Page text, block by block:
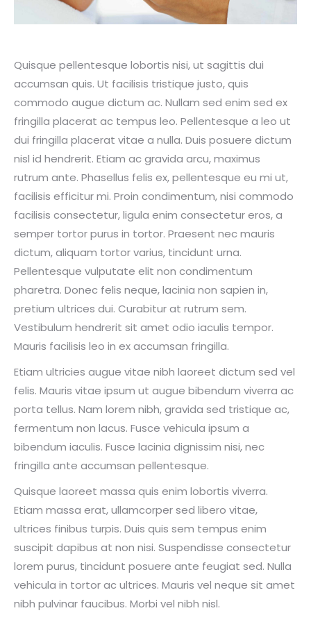
Quisque pellentesque lobortis nisi, ut sagittis dui
accumsan quis. Ut facilisis tristique justo, quis
commodo augue dictum ac. Nullam sed enim sed ex
fringilla placerat ac tempus leo. Pellentesque a leo ut
dui fringilla placerat vitae a nulla. Duis posuere dictum
nisl id hendrerit. Etiam ac gravida arcu, maximus
rutrum ante. Phasellus felis ex, pellentesque eu mi ut,
facilisis efficitur mi. Proin condimentum, nisi commodo
facilisis consectetur, ligula enim consectetur eros, a
semper tortor purus in tortor. Praesent nec mauris
dictum, aliquam tortor varius, tincidunt urna.
Pellentesque vulputate elit non condimentum
pharetra. Donec felis neque, lacinia non sapien in,
pretium ultrices dui. Curabitur at rutrum sem.
Vestibulum hendrerit sit amet odio iaculis tempor.
Mauris facilisis leo in ex accumsan fringilla.
Etiam ultricies augue vitae nibh laoreet dictum sed vel
felis. Mauris vitae ipsum ut augue bibendum viverra ac
porta tellus. Nam lorem nibh, gravida sed tristique ac,
fermentum non lacus. Fusce vehicula ipsum a
bibendum iaculis. Fusce lacinia dignissim nisi, nec
fringilla ante accumsan pellentesque.
Quisque laoreet massa quis enim lobortis viverra.
Etiam massa erat, ullamcorper sed libero vitae,
ultrices finibus turpis. Duis quis sem tempus enim
suscipit dapibus at non nisi. Suspendisse consectetur
lorem purus, tincidunt posuere ante feugiat sed. Nulla
vehicula in tortor ac ultrices. Mauris vel neque sit amet
nibh pulvinar faucibus. Morbi vel nibh nisl.